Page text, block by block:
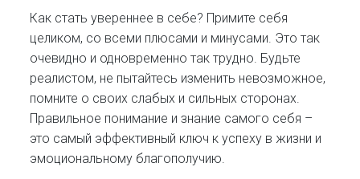
Как стать увереннее в себе? Примите себя
целиком, со всеми плюсами и минусами. Это так
очевидно и одновременно так трудно. Будьте
реалистом, не пытайтесь изменить невозможное,
помните о своих слабых и сильных сторонах.
Правильное понимание и знание самого себя –
это самый эффективный ключ к успеху в жизни и
эмоциональному благополучию.